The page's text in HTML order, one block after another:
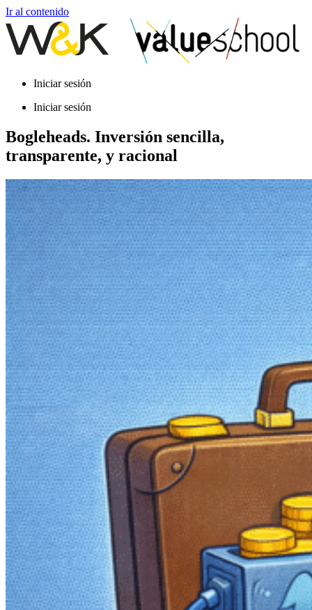
Ir al contenido
Iniciar sesión
Iniciar sesión
Bogleheads. Inversión sencilla,
transparente, y racional